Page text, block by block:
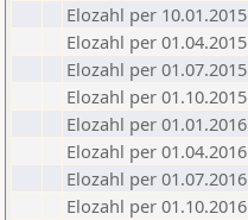
Elozahl per 10.01.2015
Elozahl per 01.04.2015
Elozahl per 01.07.2015
Elozahl per 01.10.2015
Elozahl per 01.01.2016
Elozahl per 01.04.2016
Elozahl per 01.07.2016
Elozahl per 01.10.2016